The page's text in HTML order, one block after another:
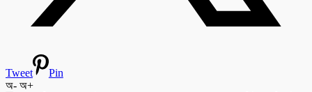
Tweet
Pin
অ- অ+